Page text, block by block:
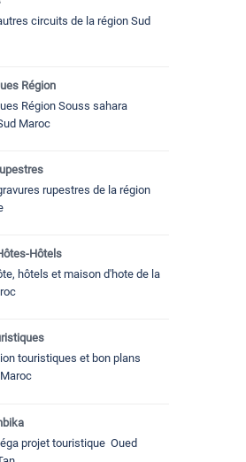
circuits de la région Sud
Région
Région Souss sahara
Maroc
rupestres de la région
Hôtels
hôtels et maison d'hote de la
touristiques et bon plans
projet touristique Oued